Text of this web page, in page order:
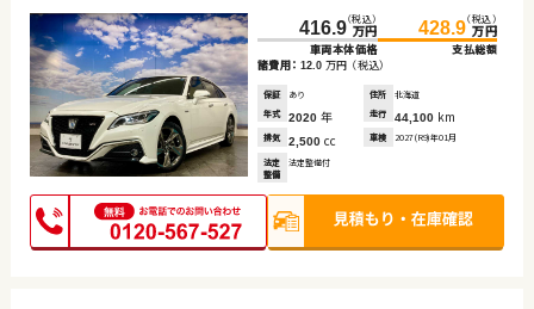
416.9（税込）
万円
車両本体価格
428.9（税込）
万円
支払総額
諸費用： 12.0 万円 （税込）
保証 あり 住所
北海道
年式
2020 年 走行 44,100 km
排気 2,500 cc 車検 2027(R9)年01月
法定
整備
法定整備付